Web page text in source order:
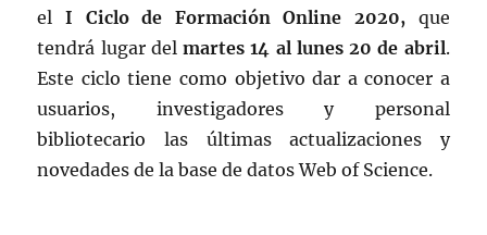
elI Ciclo de Formación Online 2020,que
tendrá lugar delmartes 14 al lunes 20 de abril.
Este ciclo tiene como objetivo dar a conocer a
usuarios, investigadores y personal
bibliotecario las últimas actualizaciones y
novedades de la base de datos Web of Science.